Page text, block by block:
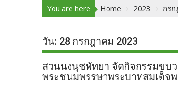
You are here Home 2023 กร
วัน: 28 กรกฎาคม 2023
สวนนงนุชพัทยา จัดกิจกรรมขบว
พระชนมพรรษาพระบาทสมเด็จพ